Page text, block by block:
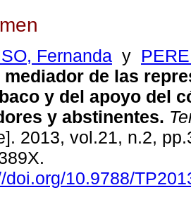
Fernanda y
mediador de las
y del apoyo del
y abstinentes.
2013, vol.21, n.2,
doi.org/10.9788/